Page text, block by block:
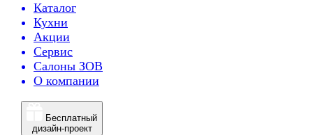
Каталог
Кухни
Акции
Сервис
Салоны ЗОВ
О компании
Бесплатный
дизайн-проект